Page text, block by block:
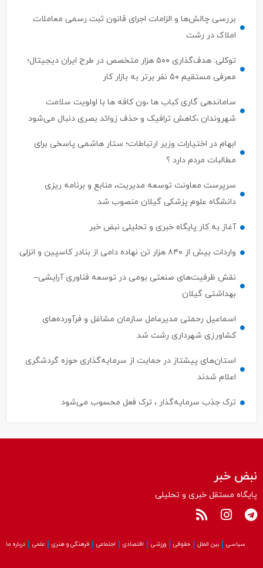
بررسی چالش‌ها و الزامات اجرای قانون ثبت رسمی معاملات
املاک در رشت
توکلی: هدف‌گذاری ۵۰۰ هزار متخصص در طرح ایران دیجیتال؛
معرفی مستقیم ۵۰ نفر برتر به بازار کار
ساماندهی گاری کباب ها ،ون کافه ها با اولویت سلامت
شهروندان ،کاهش ترافیک و حذف زوائد بصری دنبال می‌شود
ابهام در اختیارات وزیر ارتباطات؛ ستار هاشمی پاسخی برای
مطالبات مردم دارد ؟
سرپرست معاونت توسعه مدیریت، منابع و برنامه ریزی
دانشگاه علوم پزشکی گیلان منصوب شد
آغاز به کار پایگاه خبری و تحلیلی نبض خبر
واردات بیش از ۸۴۰ هزار تن نهاده دامی از بنادر كاسپین و انزلی
نقش ظرفیت‌های صنعتی بومی در توسعه فناوری آرایشی–
بهداشتی گیلان
اسماعیل رحمتی مدیرعامل سازمان مشاغل و فرآورده‌های
کشاورزی شهرداری رشت شد
استان‌های پیشتاز در حمایت از سرمایه‌گذاری حوزه گردشگری
اعلام شدند
ترک جذب سرمایه‌گذار ، ترک فعل محسوب می‌شود
نبض خبر
پایگاه مستقل خبری و تحلیلی
سیاسی بین الملل حقوقی ورزشی اقتصادی اجتماعی فرهنگی و هنری علمی درباره ما